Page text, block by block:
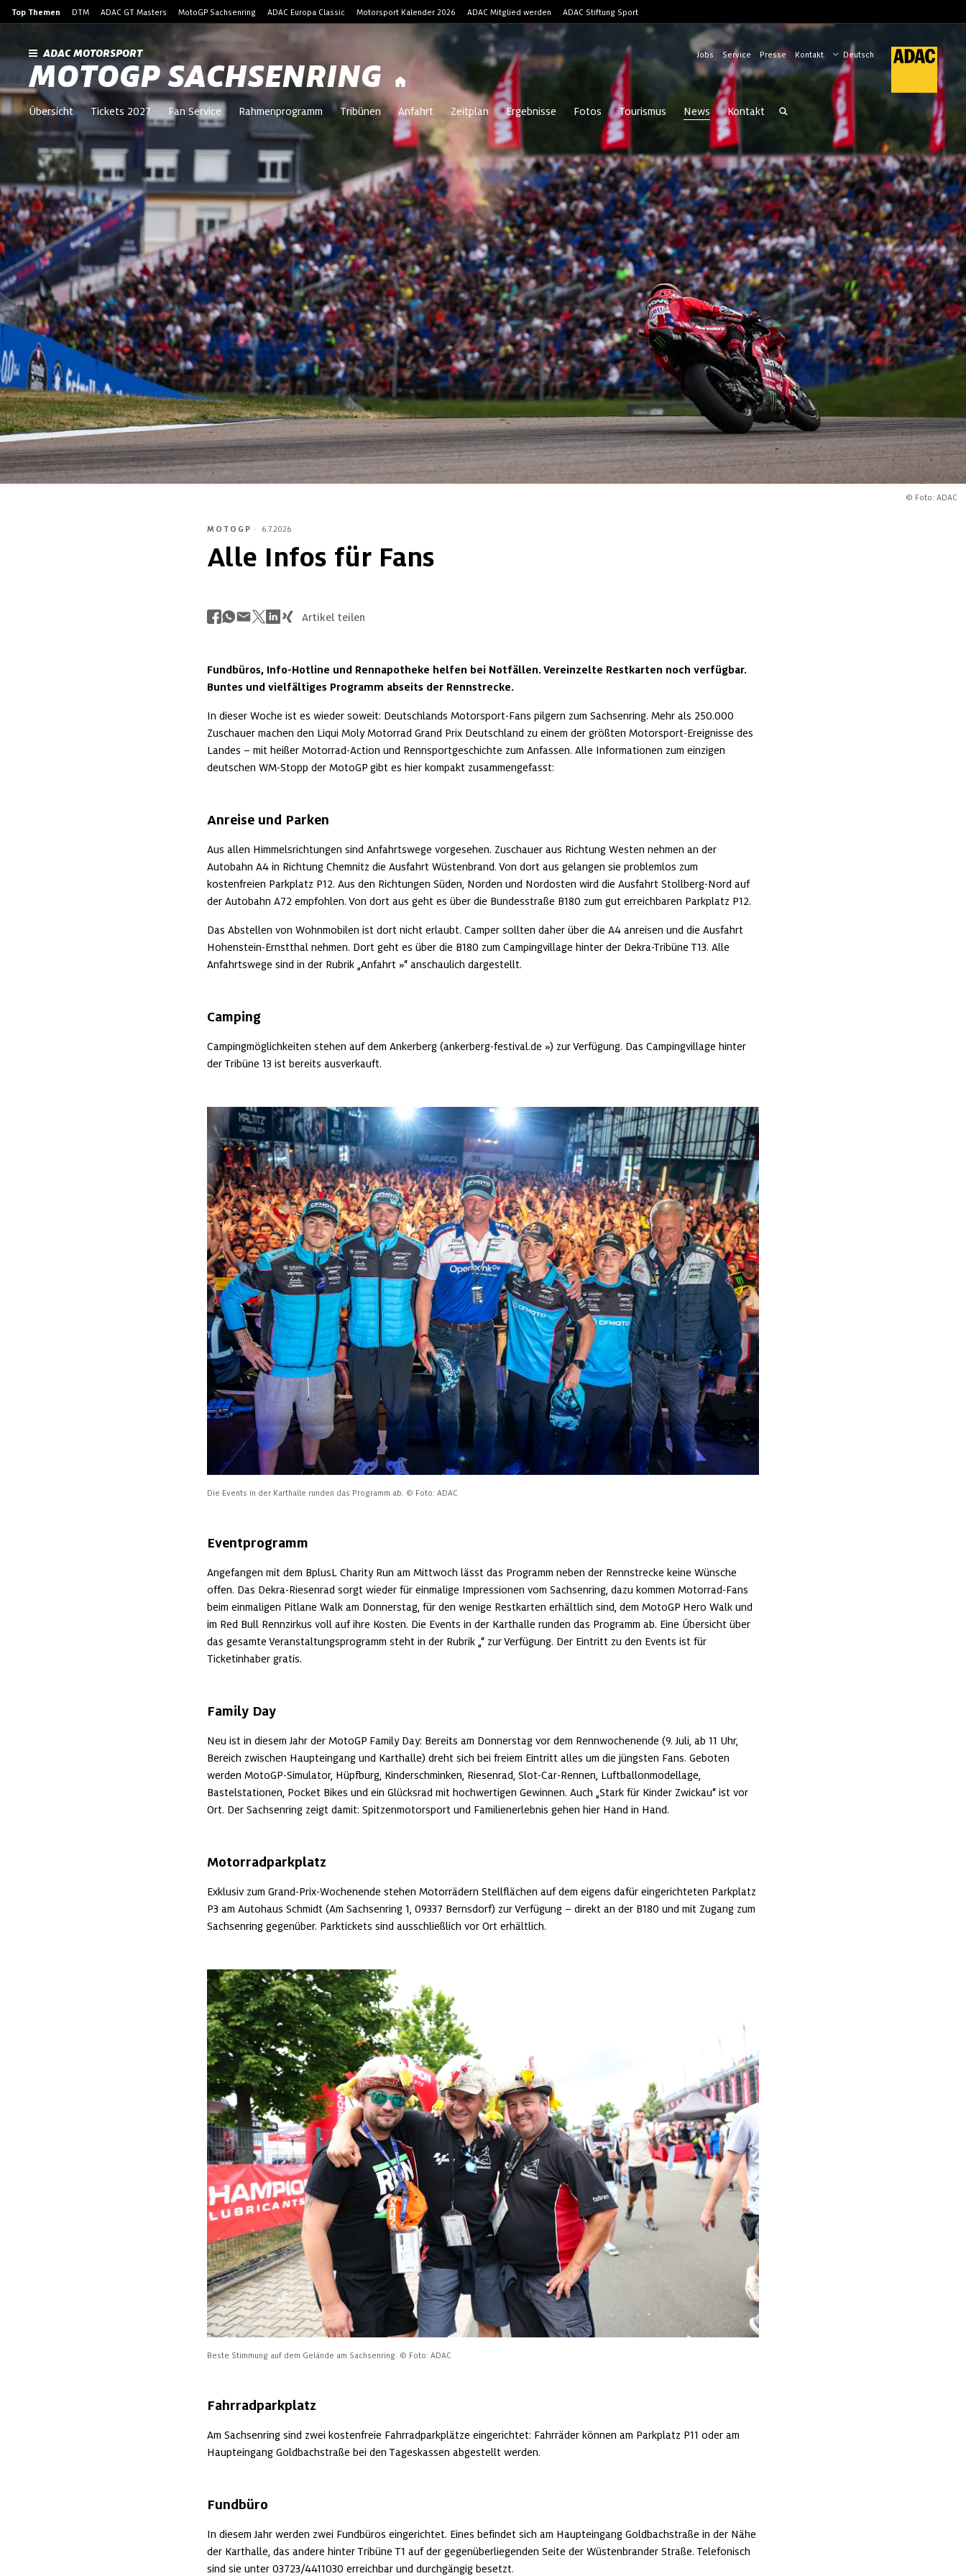
Top Themen DTM ADAC GT Masters MotoGP Sachsenring ADAC Europa Classic Motorsport Kalender 2026 ADAC Mitglied werden ADAC Stiftung Sport
ADAC MOTORSPORT
MOTOGP SACHSENRING
Jobs Service Presse Kontakt
Übersicht Tickets 2027 Fan Service Rahmenprogramm Tribünen Anfahrt Zeitplan Ergebnisse Fotos Tourismus News Kontakt
© Foto: ADAC
MOTOGP · 6.7.2026
Alle Infos für Fans
Artikel teilen
Fundbüros, Info-Hotline und Rennapotheke helfen bei Notfällen. Vereinzelte Restkarten noch verfügbar.
Buntes und vielfältiges Programm abseits der Rennstrecke.
In dieser Woche ist es wieder soweit: Deutschlands Motorsport-Fans pilgern zum Sachsenring. Mehr als 250.000
Zuschauer machen den Liqui Moly Motorrad Grand Prix Deutschland zu einem der größten Motorsport-Ereignisse des
Landes – mit heißer Motorrad-Action und Rennsportgeschichte zum Anfassen. Alle Informationen zum einzigen
deutschen WM-Stopp der MotoGP gibt es hier kompakt zusammengefasst:
Anreise und Parken
Aus allen Himmelsrichtungen sind Anfahrtswege vorgesehen. Zuschauer aus Richtung Westen nehmen an der
Autobahn A4 in Richtung Chemnitz die Ausfahrt Wüstenbrand. Von dort aus gelangen sie problemlos zum
kostenfreien Parkplatz P12. Aus den Richtungen Süden, Norden und Nordosten wird die Ausfahrt Stollberg-Nord auf
der Autobahn A72 empfohlen. Von dort aus geht es über die Bundesstraße B180 zum gut erreichbaren Parkplatz P12.
Das Abstellen von Wohnmobilen ist dort nicht erlaubt. Camper sollten daher über die A4 anreisen und die Ausfahrt
Hohenstein-Ernstthal nehmen. Dort geht es über die B180 zum Campingvillage hinter der Dekra-Tribüne T13. Alle
Anfahrtswege sind in der Rubrik „Anfahrt “ anschaulich dargestellt.
Camping
Campingmöglichkeiten stehen auf dem Ankerberg (ankerberg-festival.de
) zur Verfügung. Das Campingvillage hinter
der Tribüne 13 ist bereits ausverkauft.
Die Events in der Karthalle runden das Programm ab. © Foto: ADAC
Eventprogramm
Angefangen mit dem BplusL Charity Run am Mittwoch lässt das Programm neben der Rennstrecke keine Wünsche
offen. Das Dekra-Riesenrad sorgt wieder für einmalige Impressionen vom Sachsenring, dazu kommen Motorrad-Fans
beim einmaligen Pitlane Walk am Donnerstag, für den wenige Restkarten erhältlich sind, dem MotoGP Hero Walk und
im Red Bull Rennzirkus voll auf ihre Kosten. Die Events in der Karthalle runden das Programm ab. Eine Übersicht über
das gesamte Veranstaltungsprogramm steht in der Rubrik „“ zur Verfügung. Der Eintritt zu den Events ist für
Ticketinhaber gratis.
Family Day
Neu ist in diesem Jahr der MotoGP Family Day: Bereits am Donnerstag vor dem Rennwochenende (9. Juli, ab 11 Uhr,
Bereich zwischen Haupteingang und Karthalle) dreht sich bei freiem Eintritt alles um die jüngsten Fans. Geboten
werden MotoGP-Simulator, Hüpfburg, Kinderschminken, Riesenrad, Slot-Car-Rennen, Luftballonmodellage,
Bastelstationen, Pocket Bikes und ein Glücksrad mit hochwertigen Gewinnen. Auch „Stark für Kinder Zwickau“ ist vor
Ort. Der Sachsenring zeigt damit: Spitzenmotorsport und Familienerlebnis gehen hier Hand in Hand.
Motorradparkplatz
Exklusiv zum Grand-Prix-Wochenende stehen Motorrädern Stellflächen auf dem eigens dafür eingerichteten Parkplatz
P3 am Autohaus Schmidt (Am Sachsenring 1, 09337 Bernsdorf) zur Verfügung – direkt an der B180 und mit Zugang zum
Sachsenring gegenüber. Parktickets sind ausschließlich vor Ort erhältlich.
Beste Stimmung auf dem Gelände am Sachsenring. © Foto: ADAC
Fahrradparkplatz
Am Sachsenring sind zwei kostenfreie Fahrradparkplätze eingerichtet: Fahrräder können am Parkplatz P11 oder am
Haupteingang Goldbachstraße bei den Tageskassen abgestellt werden.
Fundbüro
In diesem Jahr werden zwei Fundbüros eingerichtet. Eines befindet sich am Haupteingang Goldbachstraße in der Nähe
der Karthalle, das andere hinter Tribüne T1 auf der gegenüberliegenden Seite der Wüstenbrander Straße. Telefonisch
sind sie unter 03723/4411030 erreichbar und durchgängig besetzt.